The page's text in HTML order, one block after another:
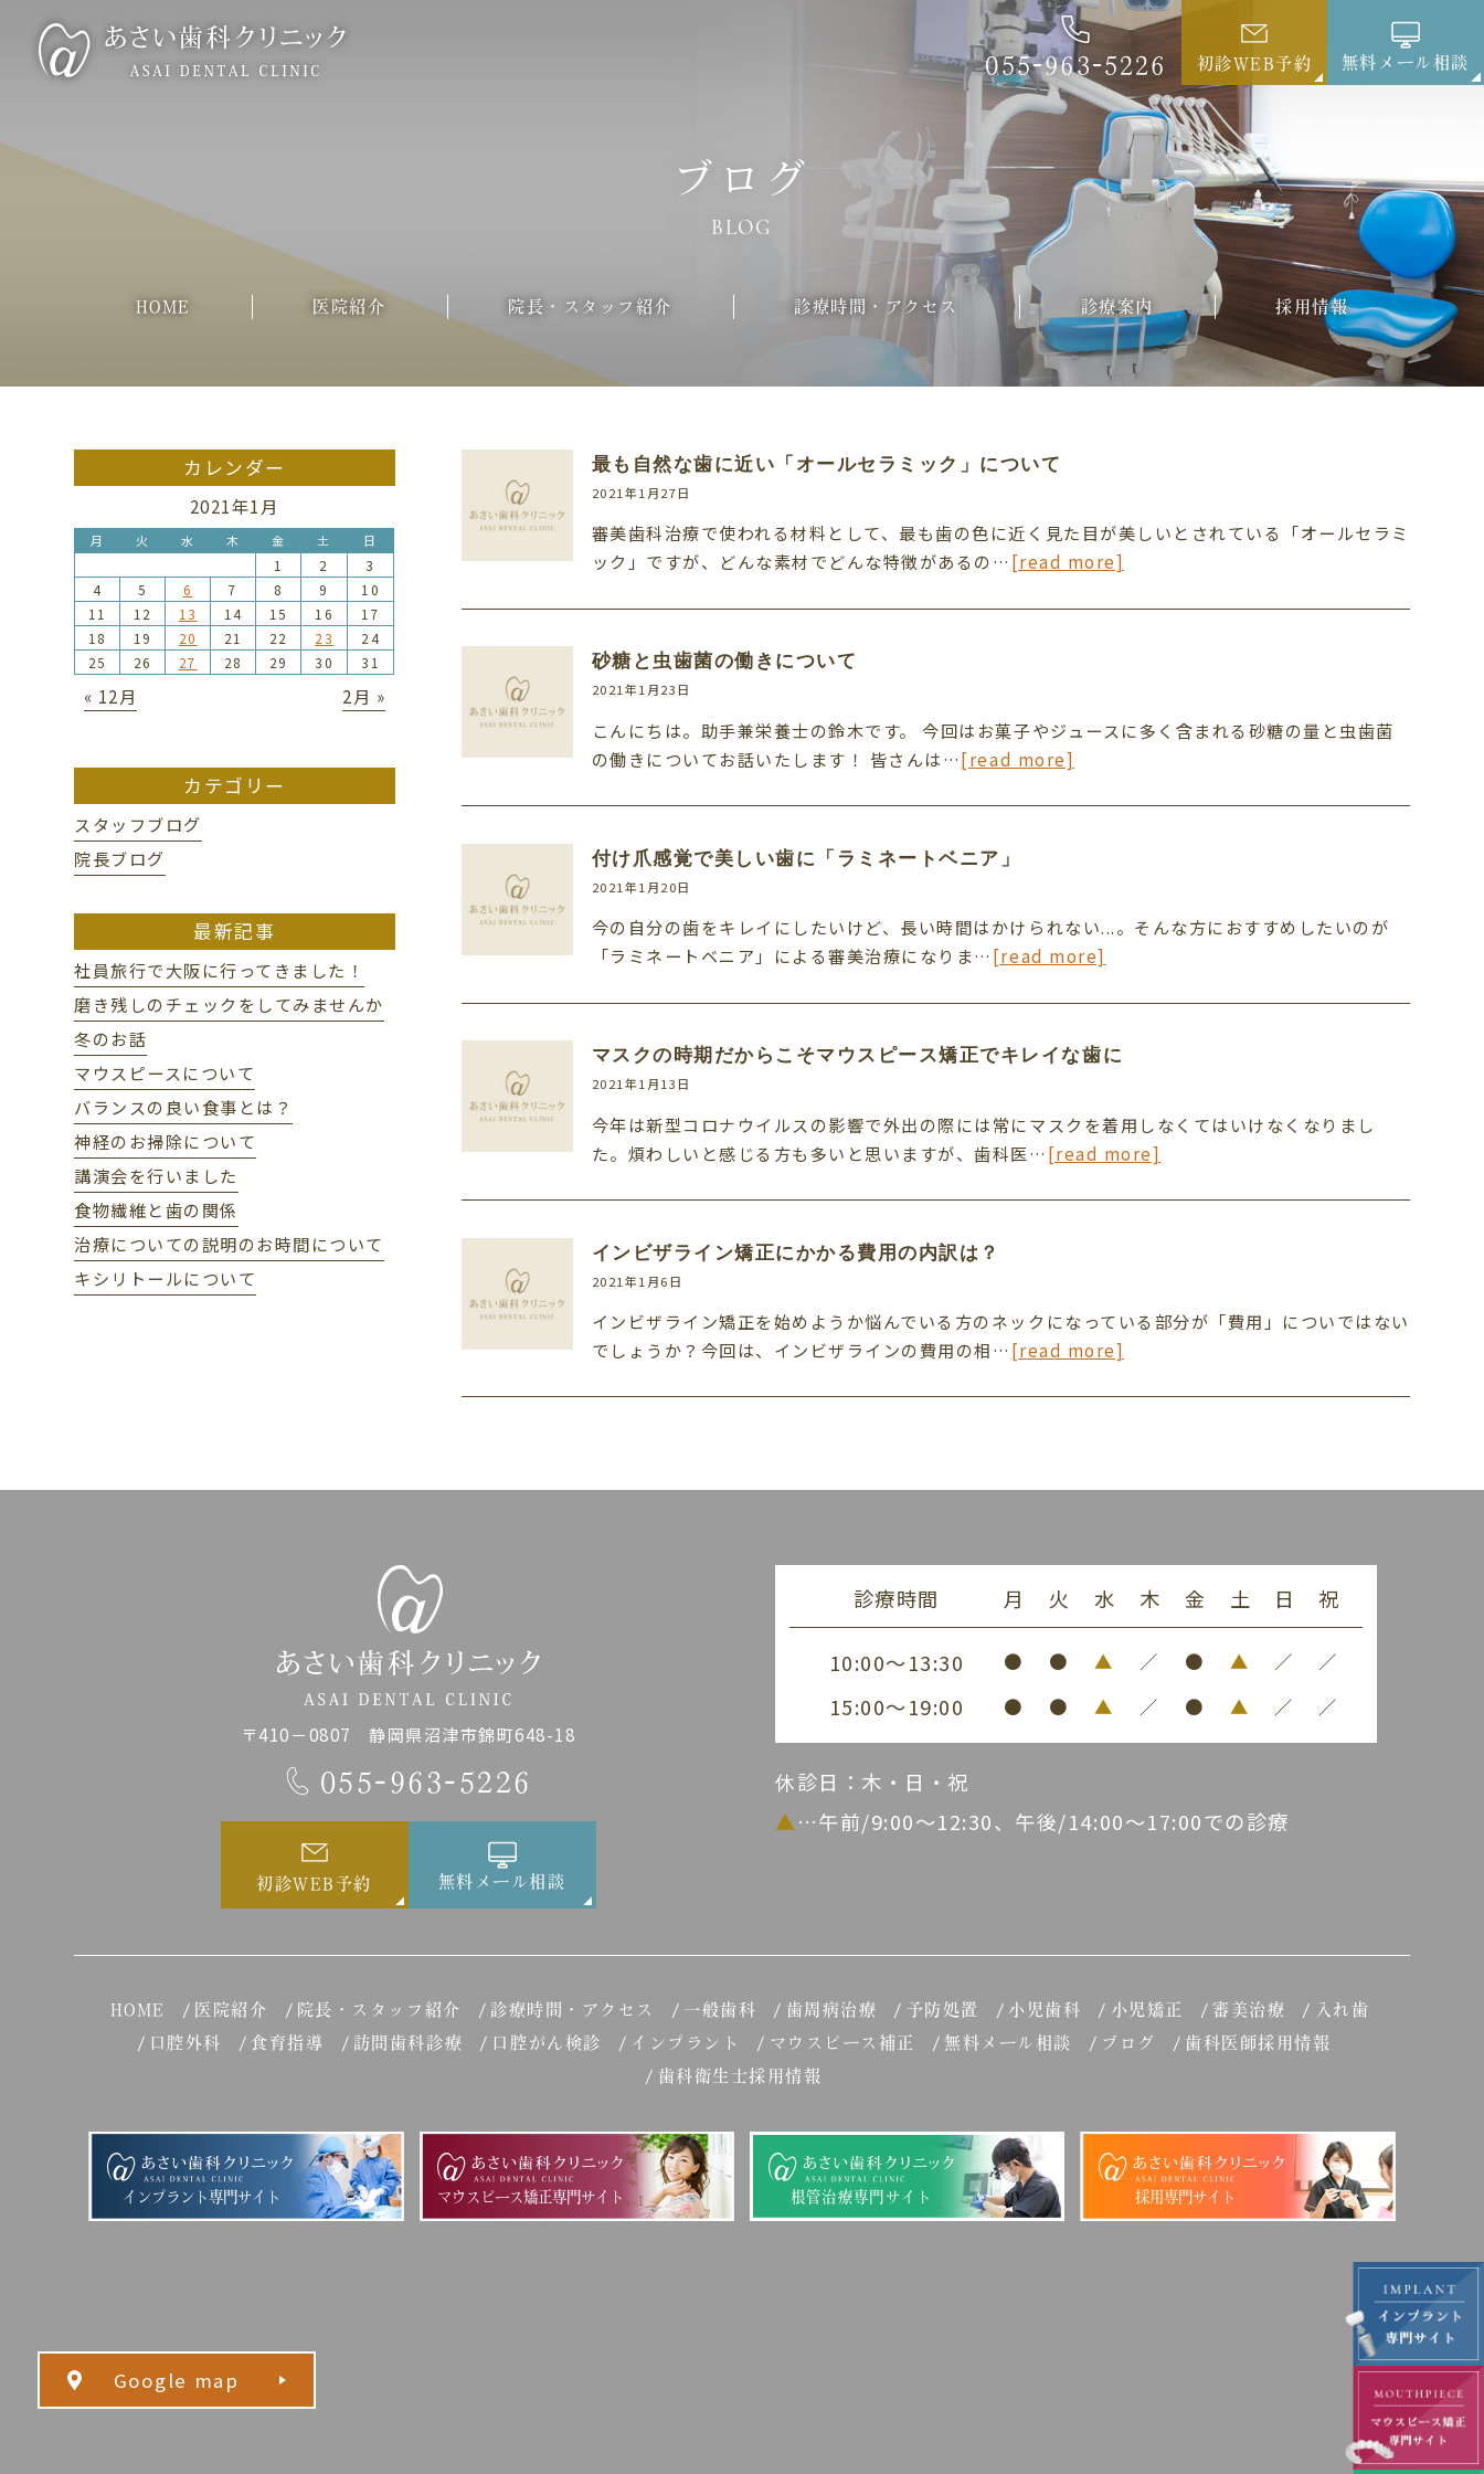
055-963-5226 初診WEB予約 無料メール相談
ブログ
BLOG
HOME 医院紹介 院長・スタッフ紹介 診療時間・アクセス 診療案内 採用情報
最も自然な歯に近い「オールセラミック」について
2021年1月27日
審美歯科治療で使われる材料として、最も歯の色に近く見た目が美しいとされている「オールセラミ
ック」ですが、どんな素材でどんな特徴があるの… [read more]
砂糖と虫歯菌の働きについて
2021年1月23日
こんにちは。助手兼栄養士の鈴木です。 今回はお菓子やジュースに多く含まれる砂糖の量と虫歯菌
の働きについてお話いたします！ 皆さんは…[read more]
付け爪感覚で美しい歯に「ラミネートベニア」
2021年1月20日
今の自分の歯をキレイにしたいけど、長い時間はかけられない...。そんな方におすすめしたいのが
「ラミネートベニア」による審美治療になりま… [read more]
マスクの時期だからこそマウスピース矯正でキレイな歯に
2021年1月13日
今年は新型コロナウイルスの影響で外出の際には常にマスクを着用しなくてはいけなくなりまし
た。煩わしいと感じる方も多いと思いますが、歯科医… [read more]
インビザライン矯正にかかる費用の内訳は？
2021年1月6日
インビザライン矯正を始めようか悩んでいる方のネックになっている部分が「費用」についではない
でしょうか？今回は、インビザラインの費用の相… [read more]
カレンダー
2021年1月
月 火 水 木 金 土 日
1 2
3
4
5 6 7 8 9
10
11
12 13 14 15 16
17
18
19 20 21 22 23
24
25
26 27 28 29 30 31
« 12月 2月 »
カテゴリー
スタッフブログ
院長ブログ
最新記事
社員旅行で大阪に行ってきました！
磨き残しのチェックをしてみませんか
冬のお話
マウスピースについて
バランスの良い食事とは？
神経のお掃除について
講演会を行いました
食物繊維と歯の関係
治療についての説明のお時間について
キシリトールについて
〒410－0807 静岡県沼津市錦町648-18
055-963-5226
初診WEB予約 無料メール相談
診療時間 月 火 水 木 金 土 日 祝
10:00～13:30 ● ● ▲ ／ ● ▲ ／ ／
15:00～19:00 ● ● ▲ ／ ● ▲ ／ ／
休診日：木・日・祝
▲…午前/9:00～12:30、午後/14:00～17:00での診療
HOME 医院紹介 院長・スタッフ紹介 診療時間・アクセス 一般歯科 歯周病治療 予防処置 小児歯科 小児矯正 審美治療
入れ歯
口腔外科
食育指導 訪問歯科診療 口腔がん検診 インプラント マウスピース補正 無料メール相談 ブログ
歯科医師採用情報
歯科衛生士採用情報
インプラント専門サイト マウスピース矯正専門サイト 根管治療専門サイト 採用専門サイト
Google map